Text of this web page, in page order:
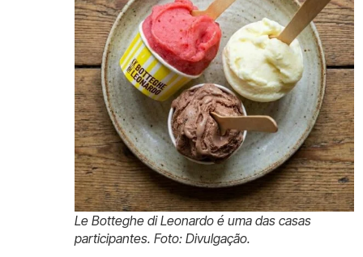
Le Botteghe di Leonardo é uma das casas
participantes. Foto: Divulgação.